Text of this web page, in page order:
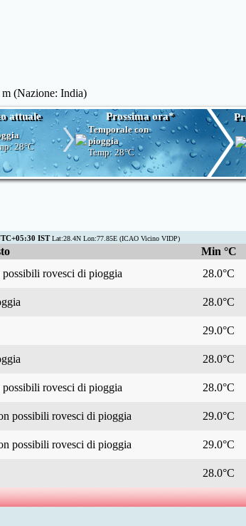
(Nazione: India)
attuale Prossima ora*
28°C
Temporale con
pioggia
Temp:28°C
ISTLat:28.4N Lon:77.85E (ICAO Vicino VIDP)
Min °C
rovesci di pioggia 28.0°C
28.0°C
29.0°C
28.0°C
rovesci di pioggia 28.0°C
possibili rovesci di pioggia 29.0°C
possibili rovesci di pioggia 29.0°C
28.0°C